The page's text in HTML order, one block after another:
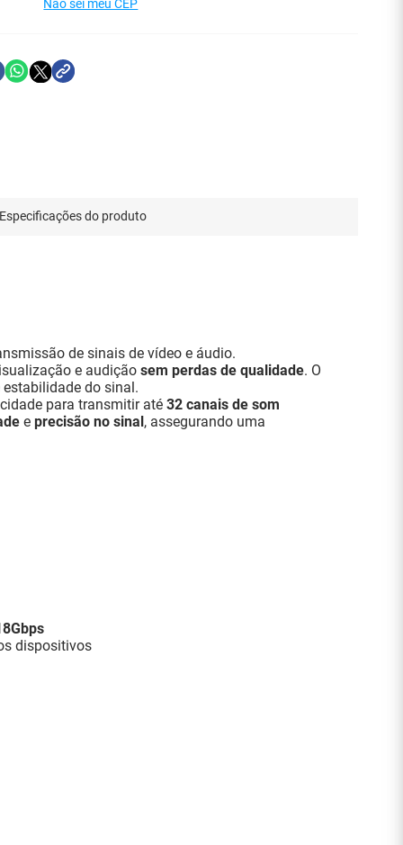
Não sei meu CEP
Especificações do produto
de sinais de vídeo e áudio.
e audição sem perdas de qualidade. O
do sinal.
para transmitir até 32 canais de som
e precisão no sinal, assegurando uma
dispositivos